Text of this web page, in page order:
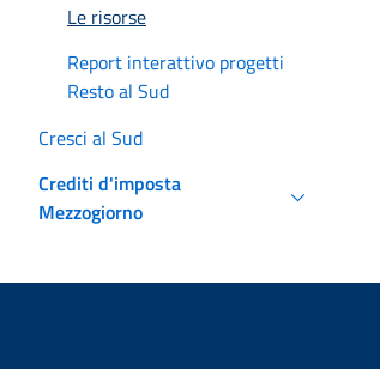
Le risorse
Report interattivo progetti
Resto al Sud
Cresci al Sud
Crediti d'imposta
Mezzogiorno